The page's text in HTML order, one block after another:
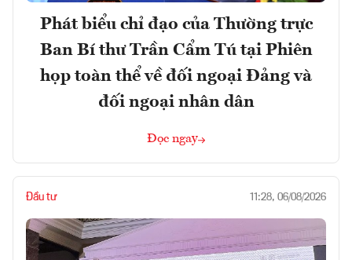
Phát biểu chỉ đạo của Thường trực
Ban Bí thư Trần Cẩm Tú tại Phiên
họp toàn thể về đối ngoại Đảng và
đối ngoại nhân dân
Đọc ngay
Đầu tư 11:28, 06/08/2026